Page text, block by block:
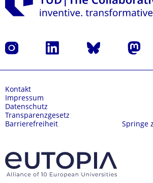
Instagram LinkedIn Bluesky
Kontakt
Impressum
Datenschutz
Transparenzgesetz
Barrierefreiheit
Springe